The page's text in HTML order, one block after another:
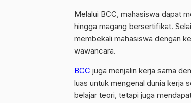
Melalui BCC, mahasiswa dapat
hingga magang bersertifikat.
membekali mahasiswa dengan
wawancara.
BCC juga menjalin kerja sama
luas untuk mengenal dunia kerja
belajar teori, tetapi juga